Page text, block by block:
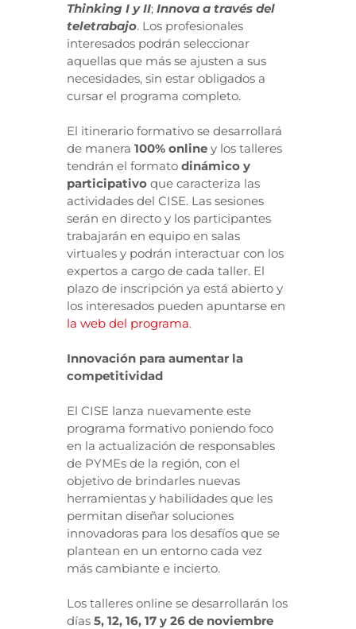
Thinking I y II; Innova a través del
teletrabajo. Los profesionales
interesados podrán seleccionar
aquellas que más se ajusten a sus
necesidades, sin estar obligados a
cursar el programa completo.
El itinerario formativo se desarrollará
de manera 100% online y los talleres
tendrán el formato dinámico y
participativo que caracteriza las
actividades del CISE. Las sesiones
serán en directo y los participantes
trabajarán en equipo en salas
virtuales y podrán interactuar con los
expertos a cargo de cada taller. El
plazo de inscripción ya está abierto y
los interesados pueden apuntarse en
la web del programa.
Innovación para aumentar la
competitividad
El CISE lanza nuevamente este
programa formativo poniendo foco
en la actualización de responsables
de PYMEs de la región, con el
objetivo de brindarles nuevas
herramientas y habilidades que les
permitan diseñar soluciones
innovadoras para los desafíos que se
plantean en un entorno cada vez
más cambiante e incierto.
Los talleres online se desarrollarán los
días 5, 12, 16, 17 y 26 de noviembre